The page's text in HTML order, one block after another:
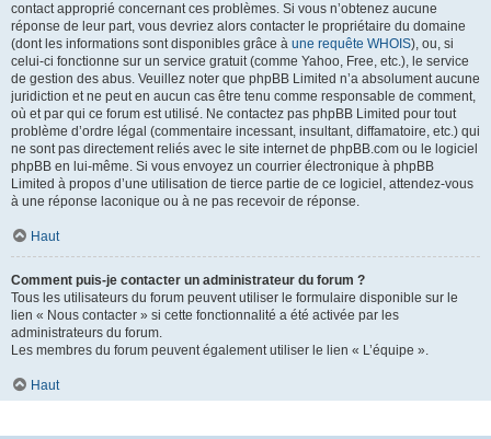
contact approprié concernant ces problèmes. Si vous n’obtenez aucune
réponse de leur part, vous devriez alors contacter le propriétaire du domaine
(dont les informations sont disponibles grâce à une requête WHOIS), ou, si
celui-ci fonctionne sur un service gratuit (comme Yahoo, Free, etc.), le service
de gestion des abus. Veuillez noter que phpBB Limited n’a absolument aucune
juridiction et ne peut en aucun cas être tenu comme responsable de comment,
où et par qui ce forum est utilisé. Ne contactez pas phpBB Limited pour tout
problème d’ordre légal (commentaire incessant, insultant, diffamatoire, etc.) qui
ne sont pas directement reliés avec le site internet de phpBB.com ou le logiciel
phpBB en lui-même. Si vous envoyez un courrier électronique à phpBB
Limited à propos d’une utilisation de tierce partie de ce logiciel, attendez-vous
à une réponse laconique ou à ne pas recevoir de réponse.
Haut
Comment puis-je contacter un administrateur du forum ?
Tous les utilisateurs du forum peuvent utiliser le formulaire disponible sur le
lien « Nous contacter » si cette fonctionnalité a été activée par les
administrateurs du forum.
Les membres du forum peuvent également utiliser le lien « L’équipe ».
Haut